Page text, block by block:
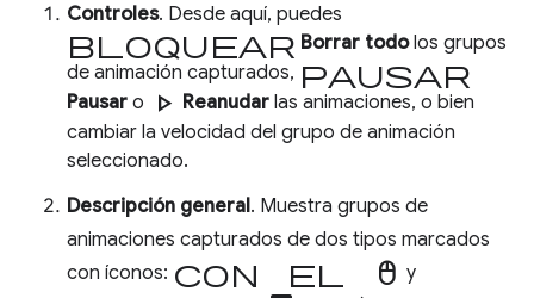
Controles. Desde aquí, puedes
bloquear Borrar todolos grupos
de animación capturados, pausar
Pausar o play_arrow Reanudar las animaciones, o bien
cambiar la velocidad del grupo de animación
seleccionado.
Descripción general. Muestra grupos de
animaciones capturados de dos tipos marcados
con íconos: con el mouse y